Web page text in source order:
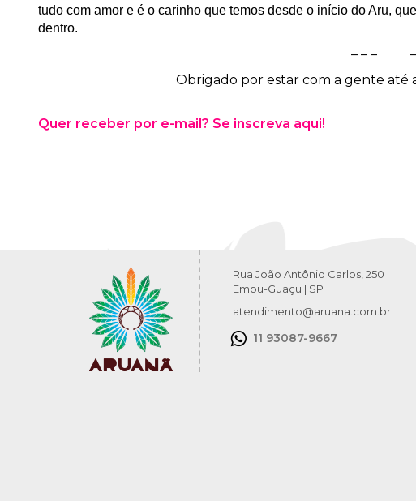
tudo com amor e é o carinho que temos desde o início do Aru,
dentro.
– – – –
Obrigado por estar com a gente até
Quer receber por e-mail? Se inscreva aqui!
Rua João Antônio Carlos, 250
Embu-Guaçu | SP
atendimento@aruana.com.br
11 93087-9667